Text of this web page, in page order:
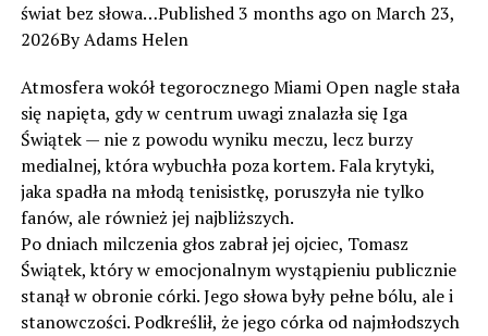
świat bez słowa…Published 3 months ago on March 23,
2026By Adams Helen
Atmosfera wokół tegorocznego Miami Open nagle stała
się napięta, gdy w centrum uwagi znalazła się Iga
Świątek — nie z powodu wyniku meczu, lecz burzy
medialnej, która wybuchła poza kortem. Fala krytyki,
jaka spadła na młodą tenisistkę, poruszyła nie tylko
fanów, ale również jej najbliższych.
Po dniach milczenia głos zabrał jej ojciec, Tomasz
Świątek, który w emocjonalnym wystąpieniu publicznie
stanął w obronie córki. Jego słowa były pełne bólu, ale i
stanowczości. Podkreślił, że jego córka od najmłodszych